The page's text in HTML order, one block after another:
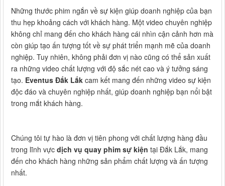
Những thước phim ngắn về sự kiện giúp doanh nghiệp của bạn
thu hẹp khoảng cách với khách hàng. Một video chuyên nghiệp
không chỉ mang đến cho khách hàng cái nhìn cận cảnh hơn mà
còn giúp tạo ấn tượng tốt về sự phát triển mạnh mẽ của doanh
nghiệp. Tuy nhiên, không phải đơn vị nào cũng có thể sản xuất
ra những video chất lượng với độ sắc nét cao và ý tưởng sáng
tạo. Eventus Đắk Lắk cam kết mang đến những video sự kiện
độc đáo và chuyên nghiệp nhất, giúp doanh nghiệp bạn nổi bật
trong mắt khách hàng.
Chúng tôi tự hào là đơn vị tiên phong với chất lượng hàng đầu
trong lĩnh vực dịch vụ quay phim sự kiện tại Đắk Lắk, mang
đến cho khách hàng những sản phẩm chất lượng và ấn tượng
nhất.